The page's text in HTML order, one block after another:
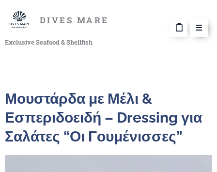
DIVES MARE
Exclusive Seafood & Shellfish
Μουστάρδα με Μέλι &
Εσπεριδοειδή – Dressing για
Σαλάτες “Οι Γουμένισσες”